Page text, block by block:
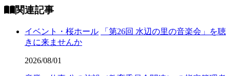
関連記事
イベント・桜ホール
「第26回 水辺の里の音楽会」を聴
きに来ませんか
2026/08/01